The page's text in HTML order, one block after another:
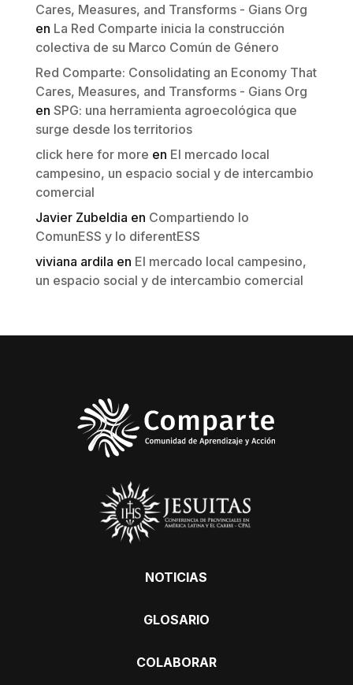
Cares, Measures, and Transforms - Gians Org
en La Red Comparte inicia la construcción
colectiva de su Marco Común de Género
Red Comparte: Consolidating an Economy That
Cares, Measures, and Transforms - Gians Org
en SPG: una herramienta agroecológica que
surge desde los territorios
click here for more en El mercado local
campesino, un espacio social y de intercambio
comercial
Javier Zubeldia en Compartiendo lo
ComunESS y lo diferentESS
viviana ardila en El mercado local campesino,
un espacio social y de intercambio comercial
NOTICIAS
GLOSARIO
COLABORAR